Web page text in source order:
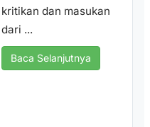
kritikan dan masukan
dari ...
Baca Selanjutnya